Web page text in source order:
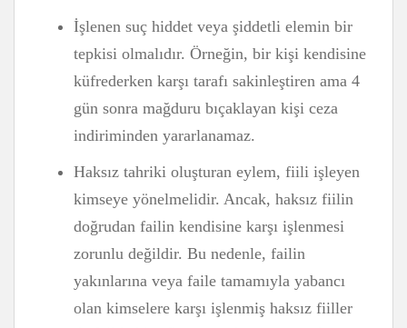
İşlenen suç hiddet veya şiddetli elemin bir
tepkisi olmalıdır. Örneğin, bir kişi kendisine
küfrederken karşı tarafı sakinleştiren ama 4
gün sonra mağduru bıçaklayan kişi ceza
indiriminden yararlanamaz.
Haksız tahriki oluşturan eylem, fiili işleyen
kimseye yönelmelidir. Ancak, haksız fiilin
doğrudan failin kendisine karşı işlenmesi
zorunlu değildir. Bu nedenle, failin
yakınlarına veya faile tamamıyla yabancı
olan kimselere karşı işlenmiş haksız fiiller